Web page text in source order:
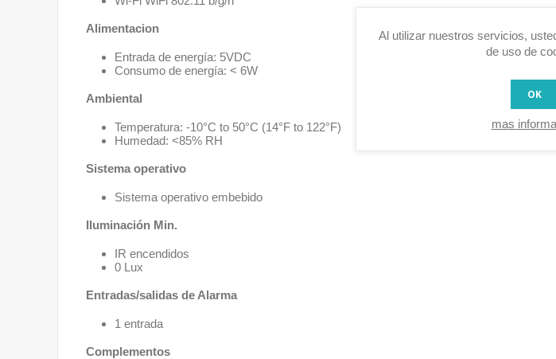
Alimentacion
Entrada de energía: 5VDC
Consumo de energía: < 6W
Ambiental
Temperatura: -10°C to 50°C (14°F to 122°F)
Humedad: <85% RH
Sistema operativo
Sistema operativo embebido
Iluminación Min.
IR encendidos
0 Lux
Entradas/salidas de Alarma
1 entrada
Complementos
Al utilizar nuestros servicios,
de uso de
OK
mas